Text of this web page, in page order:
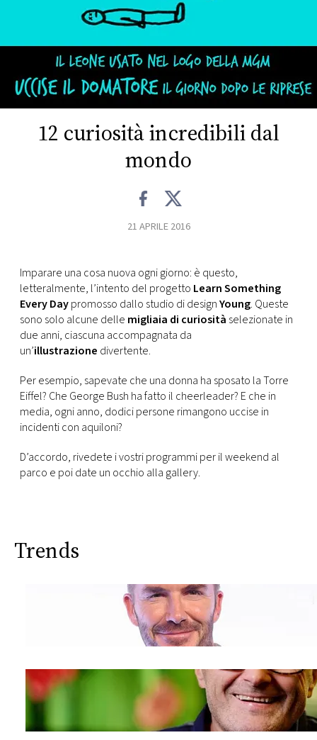
CONCORSI
EVENTI
MONACO
RMC
CONSIGLIA
12 curiosità incredibili dal
mondo
21 APRILE 2016
Imparare una cosa nuova ogni giorno: è questo,
letteralmente, l’intento del progetto Learn Something
Every Daypromosso dallo studio di designYoung. Queste
sono solo alcune delle migliaia di curiosità selezionate in
due anni, ciascuna accompagnata da
un’illustrazione divertente.
Per esempio, sapevate che una donna ha sposato la Torre
Eiffel? Che George Bush ha fatto il cheerleader? E che in
media, ogni anno, dodici persone rimangono uccise in
incidenti con aquiloni?
D’accordo, rivedete i vostri programmi per il weekend al
parco e poi date un occhio alla gallery.
Trends